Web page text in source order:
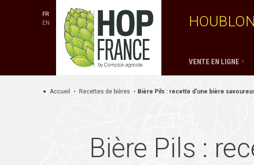
FR
EN
VENTE EN LIGNE
Accueil Recettes de bières Bière Pils : recette d'une bière
Bière Pils :